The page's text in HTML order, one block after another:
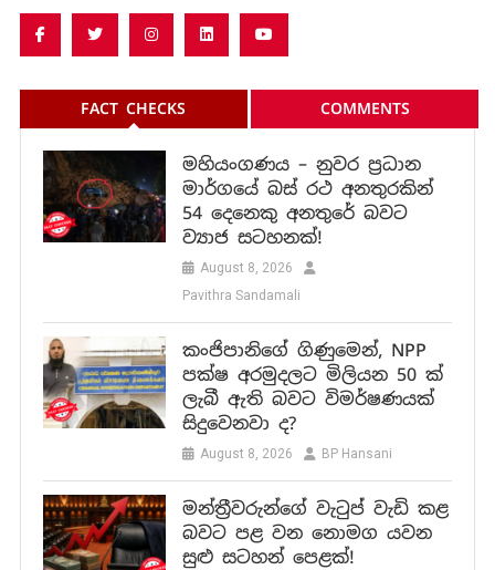
FACT CHECKS COMMENTS
මහියංගණය – නුවර ප්‍රධාන
මාර්ගයේ බස් රථ අනතුරකින්
54 දෙනෙකු අනතුරේ බවට
ව්‍යාජ සටහනක්!
August 8, 2026
Pavithra Sandamali
කංජිපානිගේ ගිණුමෙන්, NPP
පක්ෂ අරමුදලට මිලියන 50 ක්
ලැබී ඇති බවට විමර්ෂණයක්
සිදුවෙනවා ද?
August 8, 2026 BP Hansani
මන්ත්‍රීවරුන්ගේ වැටුප් වැඩි කළ
බවට පළ වන නොමග යවන
සුළු සටහන් පෙළක්!